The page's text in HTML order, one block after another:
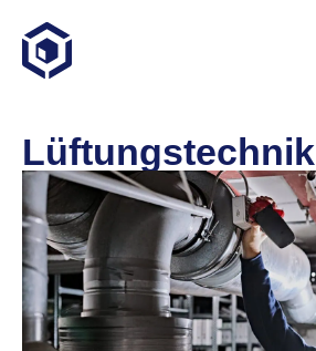
Lüftungstechnik